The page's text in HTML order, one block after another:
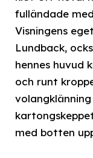
fulländade
Visningens
Lundback,
hennes huvud
och runt
med botten